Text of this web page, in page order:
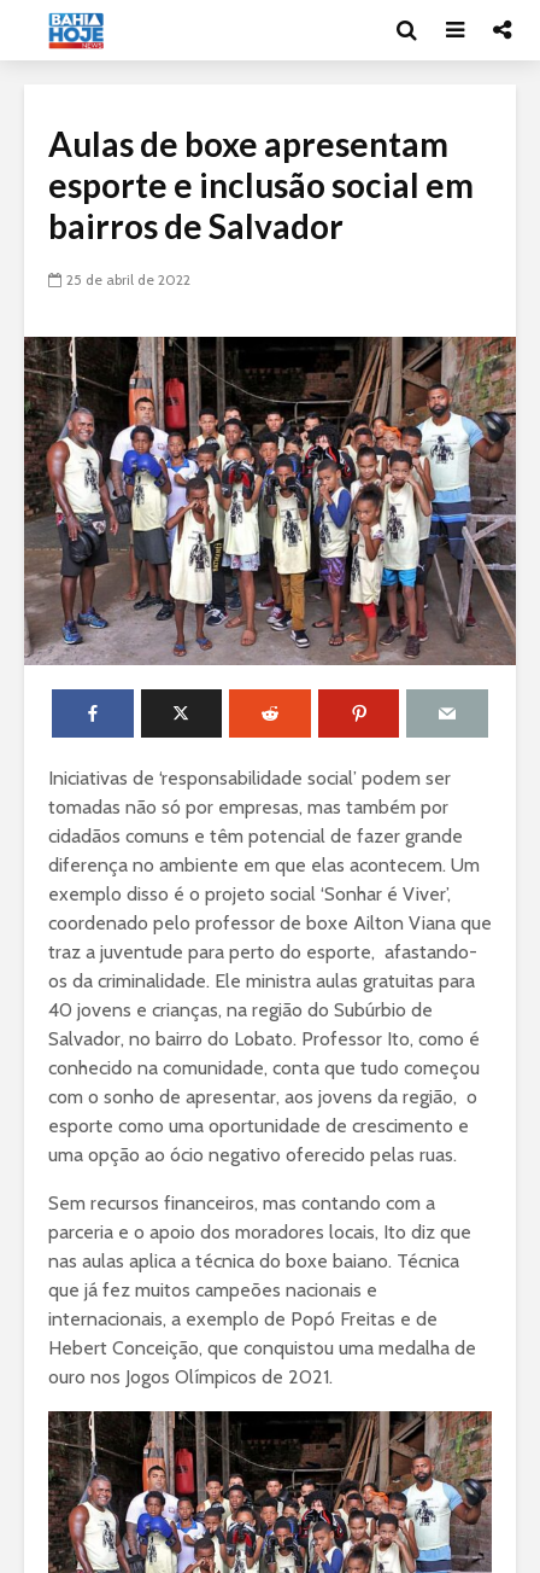
Aulas de boxe apresentam
esporte e inclusão social em
bairros de Salvador
25 de abril de 2022
Iniciativas de ‘responsabilidade social’ podem ser
tomadas não só por empresas, mas também por
cidadãos comuns e têm potencial de fazer grande
diferença no ambiente em que elas acontecem. Um
exemplo disso é o projeto social ‘Sonhar é Viver’,
coordenado pelo professor de boxe Ailton Viana que
traz a juventude para perto do esporte, afastando-
os da criminalidade. Ele ministra aulas gratuitas para
40 jovens e crianças, na região do Subúrbio de
Salvador, no bairro do Lobato. Professor Ito, como é
conhecido na comunidade, conta que tudo começou
com o sonho de apresentar, aos jovens da região, o
esporte como uma oportunidade de crescimento e
uma opção ao ócio negativo oferecido pelas ruas.
Sem recursos financeiros, mas contando com a
parceria e o apoio dos moradores locais, Ito diz que
nas aulas aplica a técnica do boxe baiano. Técnica
que já fez muitos campeões nacionais e
internacionais, a exemplo de Popó Freitas e de
Hebert Conceição, que conquistou uma medalha de
ouro nos Jogos Olímpicos de 2021.